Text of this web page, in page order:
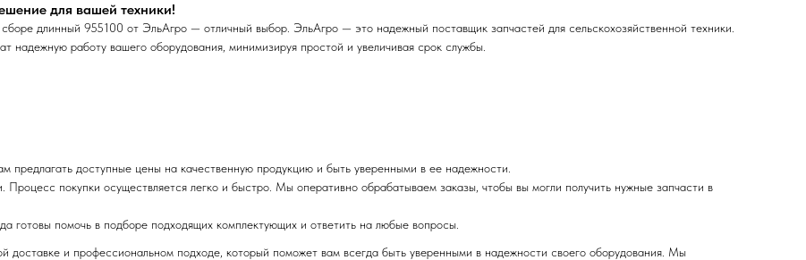
для вашей техники!
длинный 955100 от ЭльАгро — отличный выбор. ЭльАгро — это надежный поставщик запчастей для сельскохозяйственной техники.
надежную работу вашего оборудования, минимизируя простой и увеличивая срок службы.
предлагать доступные цены на качественную продукцию и быть уверенными в ее надежности.
Процесс покупки осуществляется легко и быстро. Мы оперативно обрабатываем заказы, чтобы вы могли получить нужные запчасти в
готовы помочь в подборе подходящих комплектующих и ответить на любые вопросы.
доставке и профессиональном подходе, который поможет вам всегда быть уверенными в надежности своего оборудования. Мы